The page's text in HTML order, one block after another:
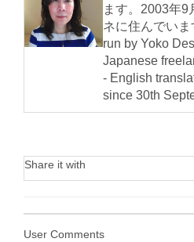
ます。2003年9
ネに住んでい
run by Yoko
Japanese
- English
since 30th
Share it with
User Comments